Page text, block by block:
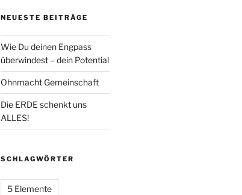
NEUESTE BEITRÄGE
Wie Du deinen Engpass
überwindest – dein Potential
Ohnmacht Gemeinschaft
Die ERDE schenkt uns
ALLES!
SCHLAGWÖRTER
5 Elemente